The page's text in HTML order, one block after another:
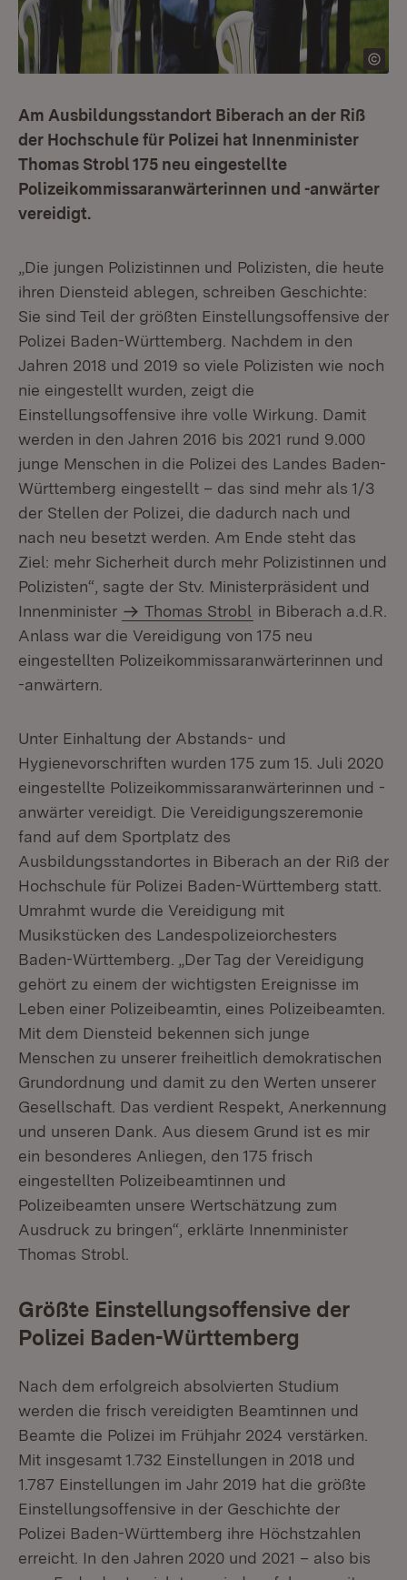
Am Ausbildungsstandort Biberach an der Riß
der Hochschule für Polizei hat Innenminister
Thomas Strobl 175 neu eingestellte
Polizeikommissaranwärterinnen und -anwärter
vereidigt.
„Die jungen Polizistinnen und Polizisten, die heute
ihren Diensteid ablegen, schreiben Geschichte:
Sie sind Teil der größten Einstellungsoffensive der
Polizei Baden-Württemberg. Nachdem in den
Jahren 2018 und 2019 so viele Polizisten wie noch
nie eingestellt wurden, zeigt die
Einstellungsoffensive ihre volle Wirkung. Damit
werden in den Jahren 2016 bis 2021 rund 9.000
junge Menschen in die Polizei des Landes Baden-
Württemberg eingestellt – das sind mehr als 1/3
der Stellen der Polizei, die dadurch nach und
nach neu besetzt werden. Am Ende steht das
Ziel: mehr Sicherheit durch mehr Polizistinnen und
Polizisten“, sagte der Stv. Ministerpräsident und
Innenminister
Thomas Strobl in Biberach a.d.R.
Anlass war die Vereidigung von 175 neu
eingestellten Polizeikommissaranwärterinnen und
-anwärtern.
Unter Einhaltung der Abstands- und
Hygienevorschriften wurden 175 zum 15. Juli 2020
eingestellte Polizeikommissaranwärterinnen und -
anwärter vereidigt. Die Vereidigungszeremonie
fand auf dem Sportplatz des
Ausbildungsstandortes in Biberach an der Riß der
Hochschule für Polizei Baden-Württemberg statt.
Umrahmt wurde die Vereidigung mit
Musikstücken des Landespolizeiorchesters
Baden-Württemberg. „Der Tag der Vereidigung
gehört zu einem der wichtigsten Ereignisse im
Leben einer Polizeibeamtin, eines Polizeibeamten.
Mit dem Diensteid bekennen sich junge
Menschen zu unserer freiheitlich demokratischen
Grundordnung und damit zu den Werten unserer
Gesellschaft. Das verdient Respekt, Anerkennung
und unseren Dank. Aus diesem Grund ist es mir
ein besonderes Anliegen, den 175 frisch
eingestellten Polizeibeamtinnen und
Polizeibeamten unsere Wertschätzung zum
Ausdruck zu bringen“, erklärte Innenminister
Thomas Strobl.
Größte Einstellungsoffensive der
Polizei Baden-Württemberg
Nach dem erfolgreich absolvierten Studium
werden die frisch vereidigten Beamtinnen und
Beamte die Polizei im Frühjahr 2024 verstärken.
Mit insgesamt 1.732 Einstellungen in 2018 und
1.787 Einstellungen im Jahr 2019 hat die größte
Einstellungsoffensive in der Geschichte der
Polizei Baden-Württemberg ihre Höchstzahlen
erreicht. In den Jahren 2020 und 2021 – also bis